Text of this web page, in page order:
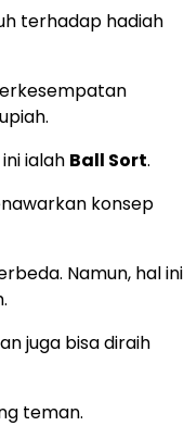
terhadap hadiah
ialah Ball Sort.
konsep
Namun, hal ini
juga bisa diraih
teman.